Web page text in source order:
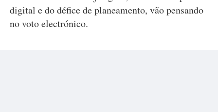
digital e do défice de planeamento, vão pensando
no voto electrónico.